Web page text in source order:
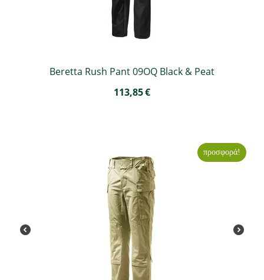
Beretta Rush Pant 09OQ Black & Peat
113,85€
προσφορά!